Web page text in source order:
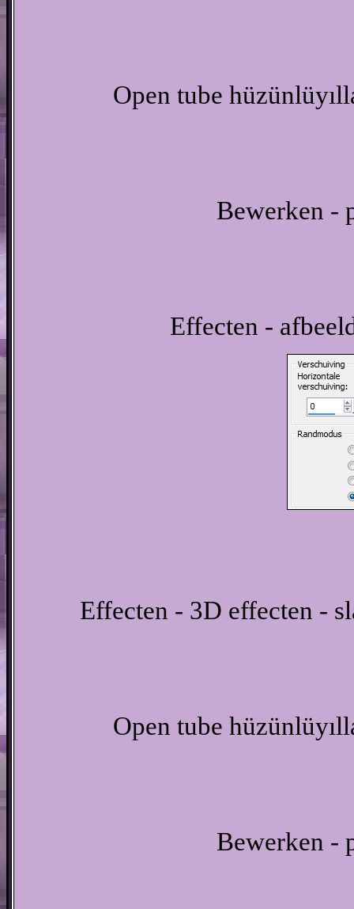
Open tube
Bewerken -
Effecten -
Effecten - 3D effecten -
Open tube
Bewerken -